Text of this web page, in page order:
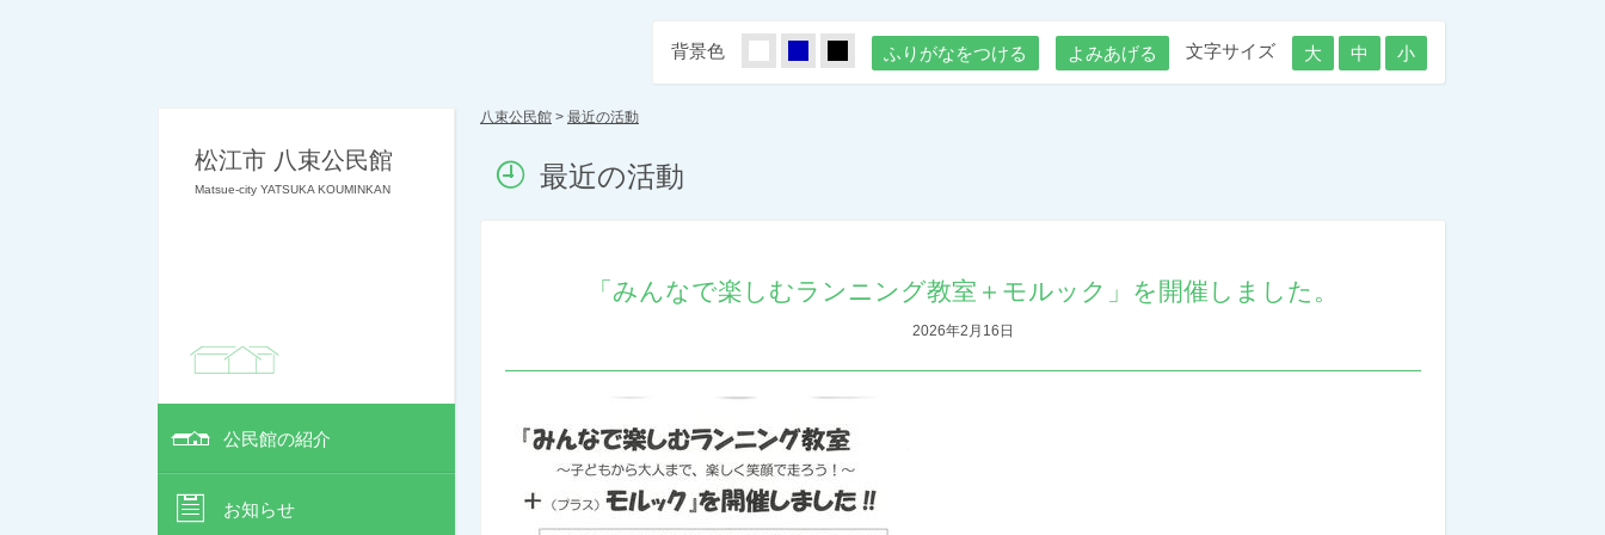
松江市 八束公民館
Matsue-city YATSUKA KOUMINKAN
公民館の紹介
お知らせ
背景色 ふりがなをつける よみあげる 文字サイズ 大 中 小
八束公民館 > 最近の活動
最近の活動
「みんなで楽しむランニング教室＋モルック」を開催しました。
2026年2月16日